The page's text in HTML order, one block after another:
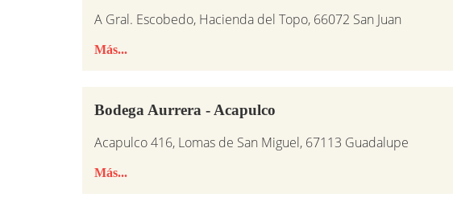
A Gral. Escobedo, Hacienda del Topo, 66072 San Juan
Más...
Bodega Aurrera - Acapulco
Acapulco 416, Lomas de San Miguel, 67113 Guadalupe
Más...